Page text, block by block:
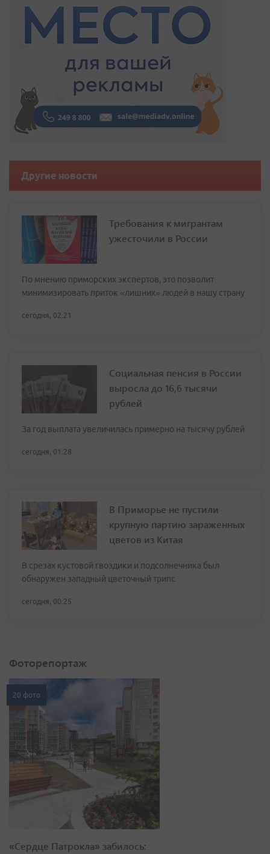
Другие новости
Требования к мигрантам
ужесточили в России
По мнению приморских экспертов, это позволит
минимизировать приток «лишних» людей в нашу страну
сегодня, 02:21
Социальная пенсия в России
выросла до 16,6 тысячи
рублей
За год выплата увеличилась примерно на тысячу рублей
сегодня, 01:28
В Приморье не пустили
крупную партию зараженных
цветов из Китая
В срезах кустовой гвоздики и подсолнечника был
обнаружен западный цветочный трипс
сегодня, 00:25
Фоторепортаж
20 фото
«Сердце Патрокла» забилось: